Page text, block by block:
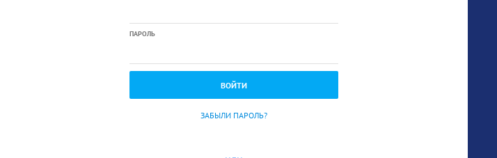
ПАРОЛЬ
ЗАБЫЛИ ПАРОЛЬ?